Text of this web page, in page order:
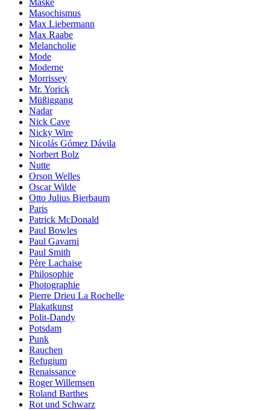
Masochismus
Max Liebermann
Max Raabe
Melancholie
Mode
Moderne
Morrissey
Mr. Yorick
Müßiggang
Nadar
Nick Cave
Nicky Wire
Nicolás Gómez Dávila
Norbert Bolz
Nutte
Orson Welles
Oscar Wilde
Otto Julius Bierbaum
Paris
Patrick McDonald
Paul Bowles
Paul Gavarni
Paul Smith
Père Lachaise
Philosophie
Photographie
Pierre Drieu La Rochelle
Plakatkunst
Polit-Dandy
Potsdam
Punk
Rauchen
Refugium
Renaissance
Roger Willemsen
Roland Barthes
Rot und Schwarz